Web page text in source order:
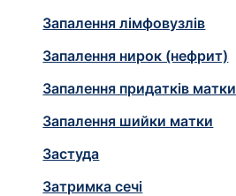
Запалення лімфовузлів
Запалення нирок (нефрит)
Запалення придатків матки
Запалення шийки матки
Застуда
Затримка сечі